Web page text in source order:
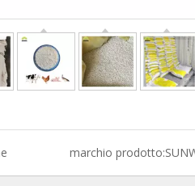
marchio prodotto: